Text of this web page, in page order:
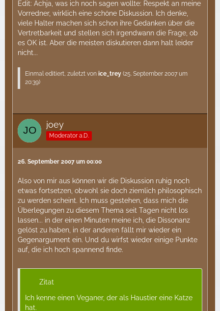
Edit: Achja, was ich noch sagen wollte: Respekt an meine
Vorredner, wirklich eine schöne Diskussion. Ich denke,
viele Halter machen sich schon ihre Gedanken über die
Vertretbarkeit und stellen sich irgendwann die Frage, ob
es OK ist. Aber die meisten diskutieren dann halt leider
nicht...
Einmal editiert, zuletzt von ice_trey (25. September 2007 um
20:39)
joey
Moderator a.D.
26. September 2007 um 00:00
Also von mir aus können wir die Diskussion ruhig noch
etwas fortsetzen, obwohl sie doch ziemlich philosophisch
zu werden scheint. Ich muss gestehen, dass mich die
Überlegungen zu diesem Thema seit Tagen nicht los
lassen... in der einen Minuten meine ich, die Dissonanz
gelöst zu haben, in der anderen fällt mir wieder ein
Gegenargument ein. Und du wirfst wieder einige Punkte
auf, die ich hoch spannend finde.
Zitat
Ich kenne einen Veganer, der als Haustier eine Katze
hat.